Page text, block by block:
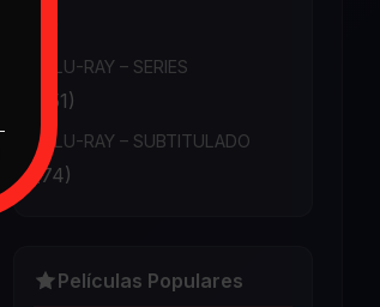
BLU-RAY – SERIES
(151)
BLU-RAY – SUBTITULADO
(74)
Películas Populares